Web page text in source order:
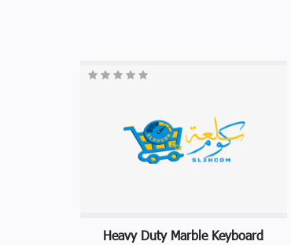
Heavy Duty Marble Keyboard